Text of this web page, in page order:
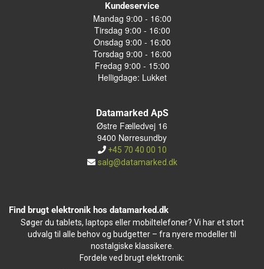
Kundeservice
Mandag 9:00 - 16:00
Tirsdag 9:00 - 16:00
Onsdag 9:00 - 16:00
Torsdag 9:00 - 16:00
Fredag 9:00 - 15:00
Helligdage: Lukket
Datamarked ApS
Østre Fælledvej 16
9400 Nørresundby
+45 70 40 00 10
salg@datamarked.dk
Find brugt elektronik hos datamarked.dk
Søger du tablets, laptops eller mobiltelefoner? Vi har et stort
udvalg til alle behov og budgetter – fra nyere modeller til
nostalgiske klassikere.
Fordele ved brugt elektronik: